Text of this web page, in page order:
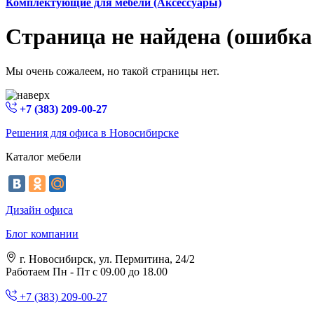
Страница не найдена
Мы очень сожалеем, но такой страницы нет.
+7 (383) 209-00-27
Решения для офиса в Новосибирске
Каталог мебели
Дизайн офиса
Блог компании
г. Новосибирск, ул. Пермитина, 24/2
Работаем Пн - Пт с 09.00 до 18.00
+7 (383) 209-00-27